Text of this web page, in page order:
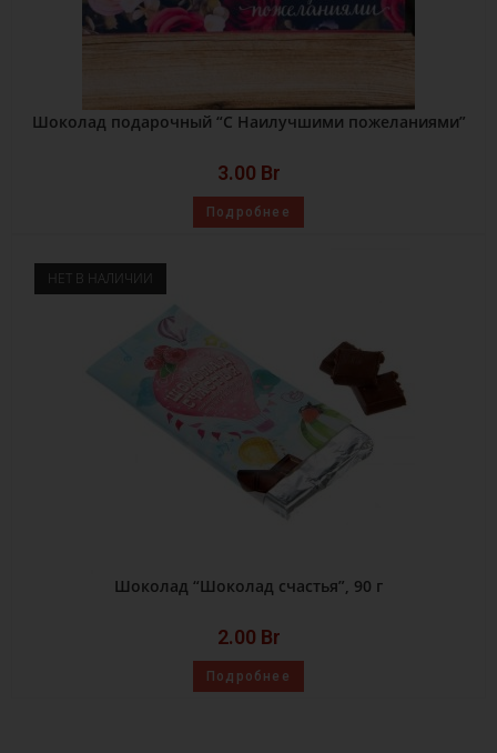
Шоколад подарочный “С Наилучшими пожеланиями”
3.00 Br
Подробнее
НЕТ В НАЛИЧИИ
Шоколад “Шоколад счастья”, 90 г
2.00 Br
Подробнее